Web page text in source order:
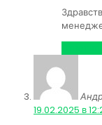
19.02.2025 в